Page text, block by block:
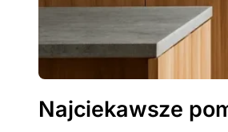
Najciekawsze